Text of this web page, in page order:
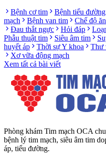
Bệnh cơ tim
Bệnh tiểu đường
mạch
Bệnh van tim Chế độ
Đau thắt ngực
Hỏi đáp
Phẫu thuật tim
Siêu âm tim
huyết áp
Thời sự Y khoa Thư
Xơ vữa động mạch
Xem tất cả bài viết
Phòng khám Tim mạch OCA
bệnh lý tim mạch, siêu âm tim
áp, tiểu đường.